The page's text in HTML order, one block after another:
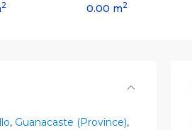
2 0.00 m2
, Guanacaste (Province),